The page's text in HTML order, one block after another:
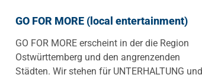
GO FOR MORE (local entertainment)
GO FOR MORE erscheint in der die Region
Ostwürttemberg und den angrenzenden
Städten. Wir stehen für UNTERHALTUNG und